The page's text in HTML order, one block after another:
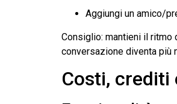
Aggiungi un amico/
Consiglio: mantieni il
conversazione diventa più
Costi, crediti